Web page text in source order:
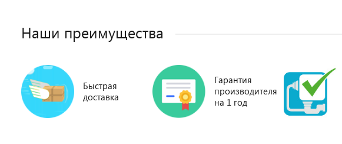
Наши преимущества
Быстрая
доставка
Гарантия
производителя
на 1 год